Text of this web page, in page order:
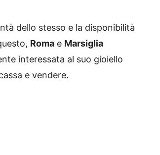
dello stesso e la disponibilità
Roma e Marsiglia
interessata al suo gioiello
e vendere.